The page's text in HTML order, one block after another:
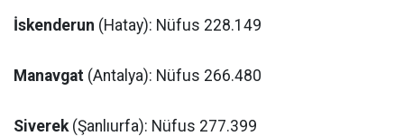
İskenderun (Hatay): Nüfus 228.149
Manavgat (Antalya): Nüfus 266.480
Siverek(Şanlıurfa): Nüfus 277.399